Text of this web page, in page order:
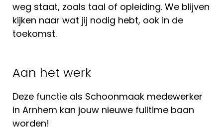
weg staat, zoals taal of opleiding. We blijven
kijken naar wat jij nodig hebt, ook in de
toekomst.
Aan het werk
Deze functie als Schoonmaak medewerker
in Arnhem kan jouw nieuwe fulltime baan
worden!